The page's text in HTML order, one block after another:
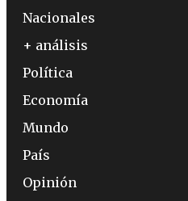
Nacionales
+ análisis
Política
Economía
Mundo
País
Opinión